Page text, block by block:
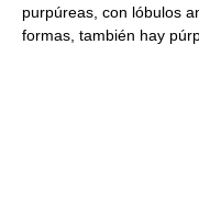
purpúreas, con lóbulos
formas, también hay